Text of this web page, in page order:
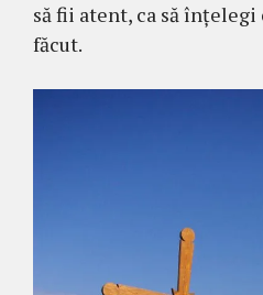
să fii atent, ca să înţelegi
făcut.